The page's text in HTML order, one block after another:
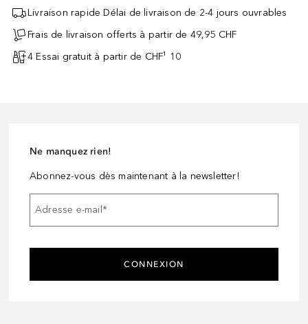
Livraison rapide Délai de livraison de 2-4 jours ouvrables
Frais de livraison offerts à partir de 49,95 CHF
4 Essai gratuit à partir de CHF¹ 10
Ne manquez rien!
Abonnez-vous dès maintenant à la newsletter!
Adresse e-mail*
CONNEXION